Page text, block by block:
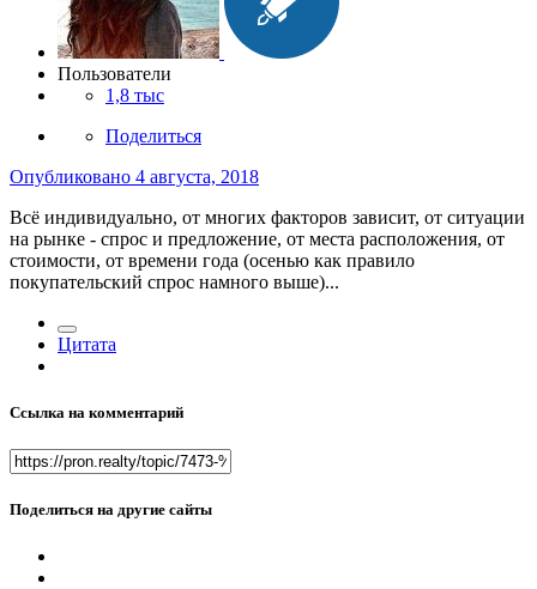
Пользователи
1,8 тыс
Поделиться
Опубликовано 4 августа, 2018
Всё индивидуально, от многих факторов зависит, от ситуации
на рынке - спрос и предложение, от места расположения, от
стоимости, от времени года (осенью как правило
покупательский спрос намного выше)...
Цитата
Ссылка на комментарий
Поделиться на другие сайты